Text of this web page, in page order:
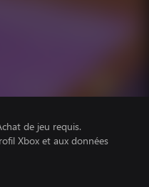
de jeu requis.
Xbox et aux données